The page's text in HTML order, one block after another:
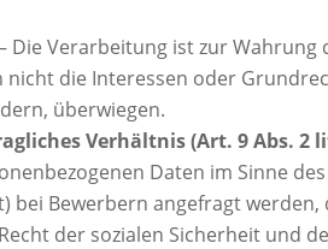
Die Verarbeitung ist zur
die Interessen oder
überwiegen.
Verhältnis (Art. 9 Abs. 2
Daten im Sinne des
bei Bewerbern angefragt
der sozialen Sicherheit und